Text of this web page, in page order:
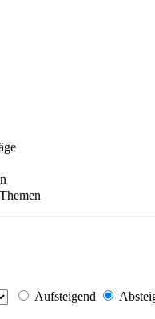
Aufsteigend